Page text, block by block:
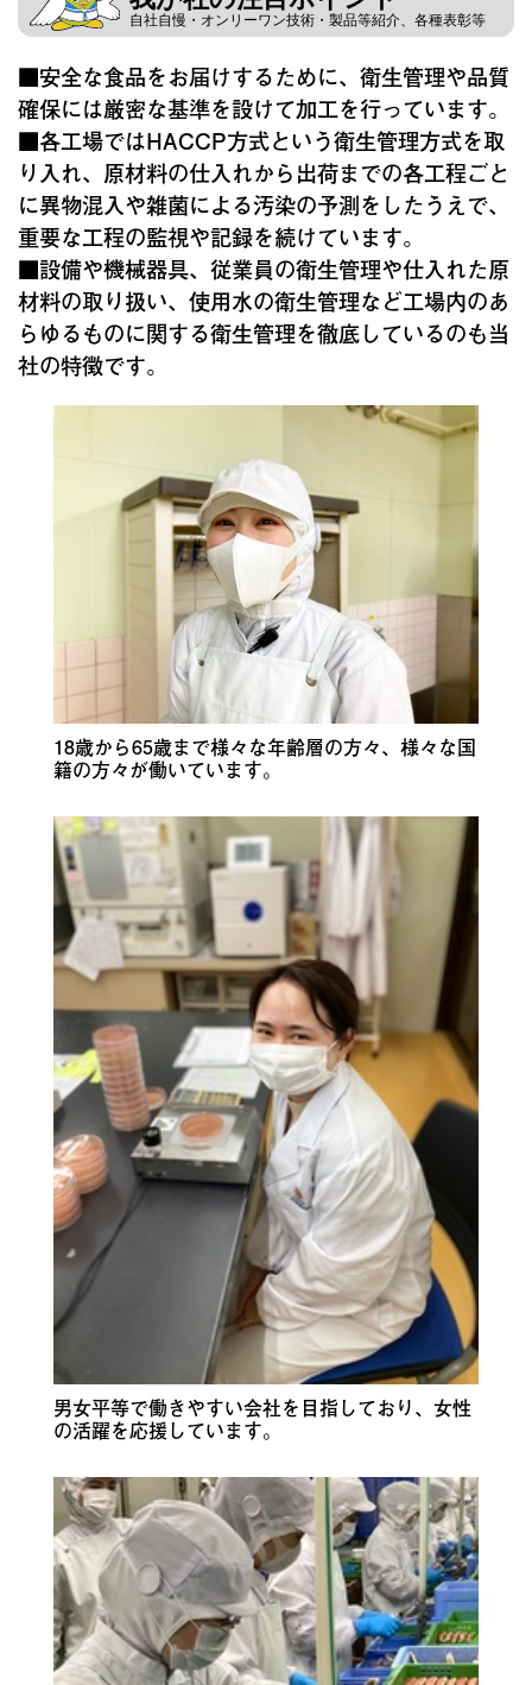
自社自慢・オンリーワン技術・製品等紹介、各種表彰等
■安全な食品をお届けするために、衛生管理や品質
確保には厳密な基準を設けて加工を行っています。
■各工場ではHACCP方式という衛生管理方式を取
り入れ、原材料の仕入れから出荷までの各工程ごと
に異物混入や雑菌による汚染の予測をしたうえで、
重要な工程の監視や記録を続けています。
■設備や機械器具、従業員の衛生管理や仕入れた原
材料の取り扱い、使用水の衛生管理など工場内のあ
らゆるものに関する衛生管理を徹底しているのも当
社の特徴です。
18歳から65歳まで様々な年齢層の方々、様々な国
籍の方々が働いています。
男女平等で働きやすい会社を目指しており、女性
の活躍を応援しています。